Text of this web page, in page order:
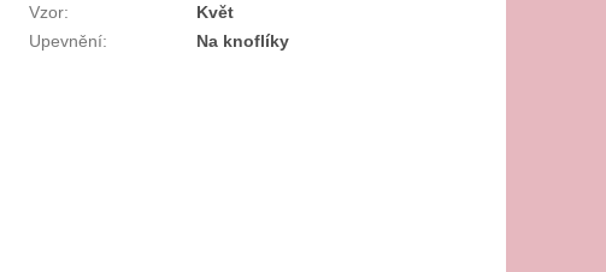
Vzor:
Květ
Upevnění: Na knoflíky